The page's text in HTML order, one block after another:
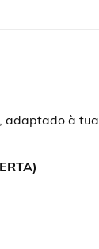
adaptado à tua